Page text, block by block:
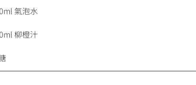
氣泡水
柳橙汁